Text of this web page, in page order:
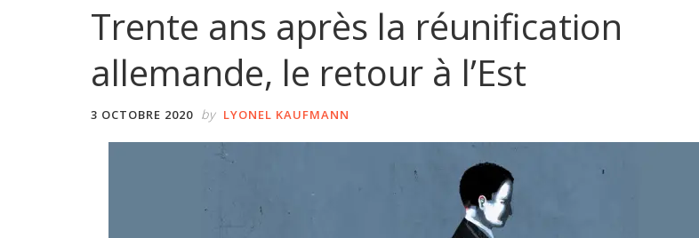
Trente ans après la réunification
allemande, le retour à l’Est
3 OCTOBRE 2020 by LYONEL KAUFMANN